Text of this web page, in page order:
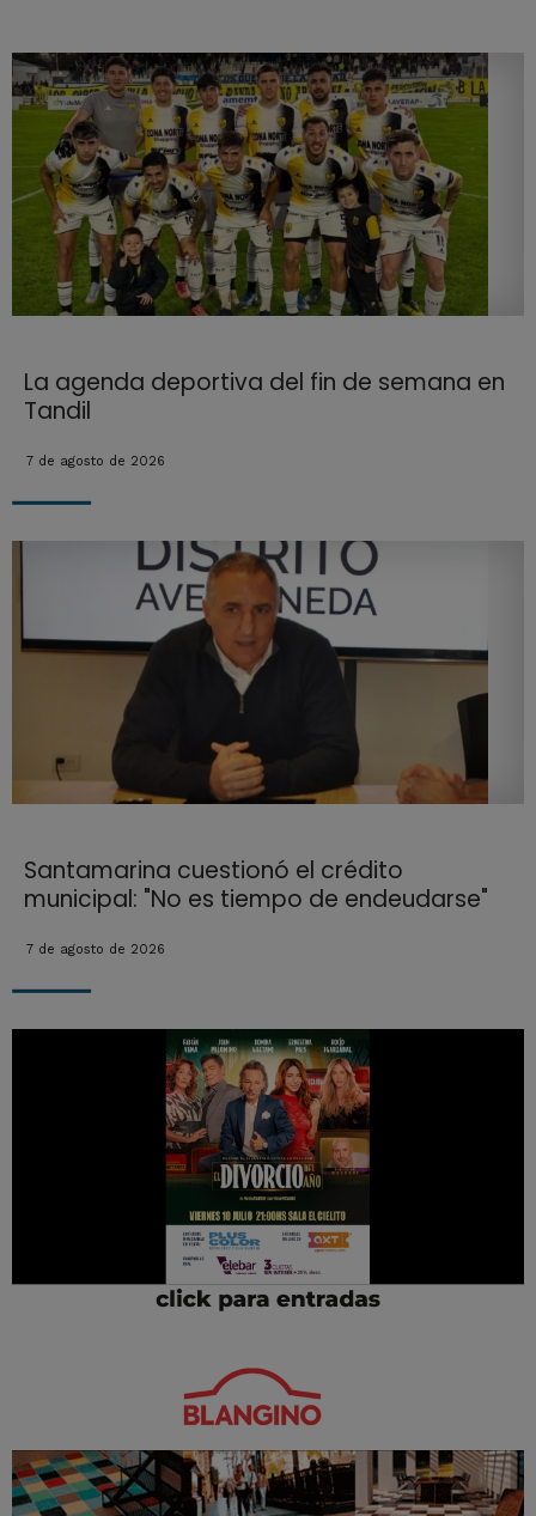
La agenda deportiva del fin de semana en
Tandil
7 de agosto de 2026
Santamarina cuestionó el crédito
municipal: "No es tiempo de endeudarse"
7 de agosto de 2026